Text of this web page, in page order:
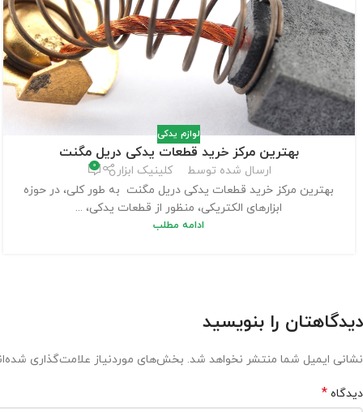
لوازم یدکی
بهترین مرکز خرید قطعات یدکی دریل مگنت
ارسال شده توسط کلینیک ابزار 0
بهترین مرکز خرید قطعات یدکی دریل مگنت به طور کلی، در حوزه
ابزارهای الکتریکی، منظور از قطعات یدکی، ...
ادامه مطلب
دیدگاهتان را بنویسید
نشانی ایمیل شما منتشر نخواهد شد. بخش‌های موردنیاز علامت‌گذاری
دیدگاه *